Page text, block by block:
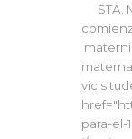
STA.
para-el-